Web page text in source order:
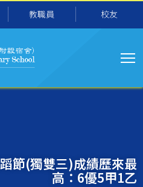
教職員 校友
節(獨雙三)成績歷來最
高：6優5甲1乙